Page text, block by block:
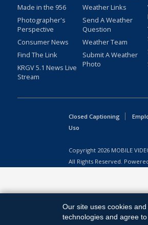
Made in the 956
Photographer's
Perspective
Consumer News
Find The Link
KRGV 5.1 News Live
Stream
Weather Links
Send A Weather
Question
Weather Team
Submit A Weather
Photo
Closed Captioning
Uso
Copyright 2026 MOBILE
All Rights Reserved.
Our site uses cookies
technologies and agree